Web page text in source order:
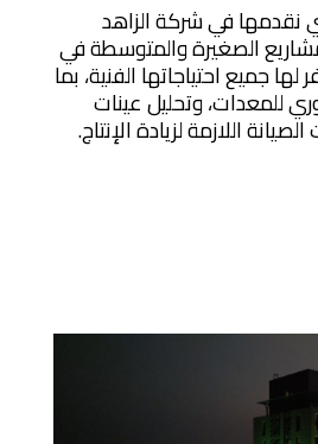
نقدمها في شركة الزاهد
الصغيرة والمتوسطة في
لها جميع احتياجاتها الفنية، بما
للمعدات، وتحليل عينات
اللازمة لزيادة الإنتاج.